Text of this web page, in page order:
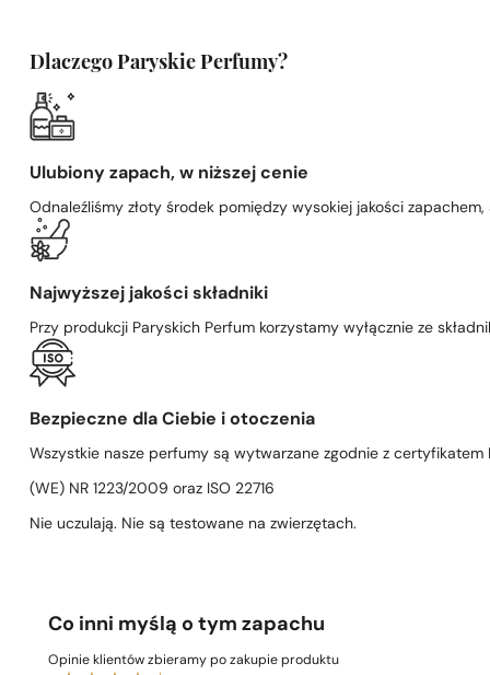
Dlaczego Paryskie Perfumy?
Ulubiony zapach, w niższej cenie
Odnaleźliśmy złoty środek pomiędzy wysokiej jakości
Najwyższej jakości składniki
Przy produkcji Paryskich Perfum korzystamy wyłącznie ze
Bezpieczne dla Ciebie i otoczenia
Wszystkie nasze perfumy są wytwarzane zgodnie z certyfikatem
(WE) NR 1223/2009 oraz ISO 22716
Nie uczulają. Nie są testowane na zwierzętach.
Co inni myślą o tym zapachu
Opinie klientów zbieramy po zakupie produktu